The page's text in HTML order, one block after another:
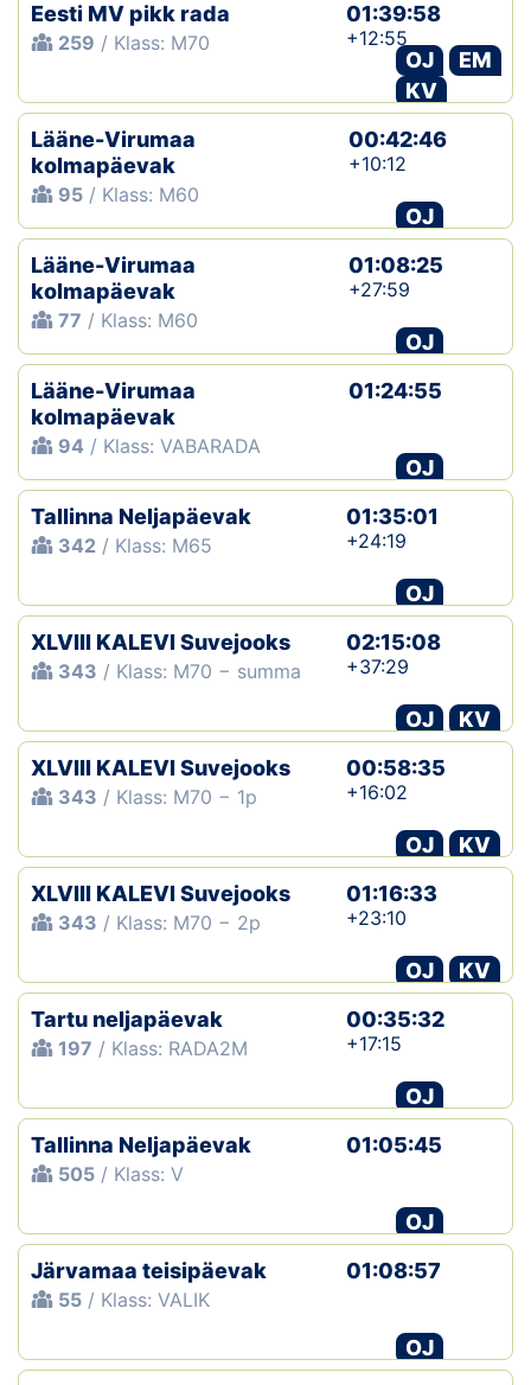
Eesti MV pikk rada
259 / Klass: M70
01:39:58
+12:55
OJ
EM
KV
Lääne-Virumaa
kolmapäevak
95 / Klass: M60
00:42:46
+10:12
OJ
Lääne-Virumaa
kolmapäevak
77 / Klass: M60
01:08:25
+27:59
OJ
Lääne-Virumaa
kolmapäevak
94 / Klass: VABARADA
01:24:55
OJ
Tallinna Neljapäevak
342 / Klass: M65
01:35:01
+24:19
OJ
XLVIII KALEVI Suvejooks
343 / Klass: M70 − summa
02:15:08
+37:29
OJ
KV
XLVIII KALEVI Suvejooks
343 / Klass: M70 − 1p
00:58:35
+16:02
OJ
KV
XLVIII KALEVI Suvejooks
343 / Klass: M70 − 2p
01:16:33
+23:10
OJ
KV
Tartu neljapäevak
197 / Klass: RADA2M
00:35:32
+17:15
OJ
Tallinna Neljapäevak
505 / Klass: V
01:05:45
OJ
Järvamaa teisipäevak
55 / Klass: VALIK
01:08:57
OJ